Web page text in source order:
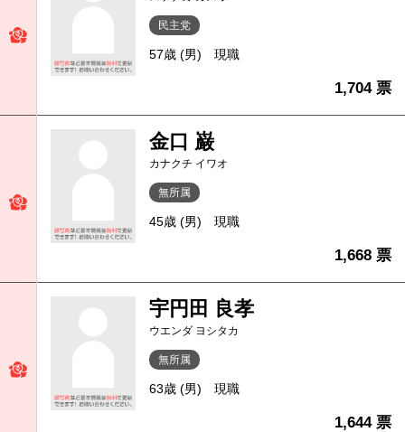
民主党
57歳 (男) 現職
1,704 票
金口 巌
カナクチ イワオ
無所属
45歳 (男) 現職
1,668 票
宇円田 良孝
ウエンダ ヨシタカ
無所属
63歳 (男) 現職
1,644 票